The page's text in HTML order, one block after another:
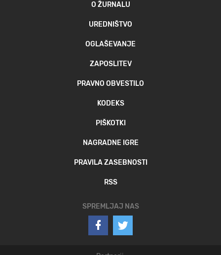
O ŽURNALU
UREDNIŠTVO
OGLAŠEVANJE
ZAPOSLITEV
PRAVNO OBVESTILO
KODEKS
PIŠKOTKI
NAGRADNE IGRE
PRAVILA ZASEBNOSTI
RSS
SPREMLJAJ NAS